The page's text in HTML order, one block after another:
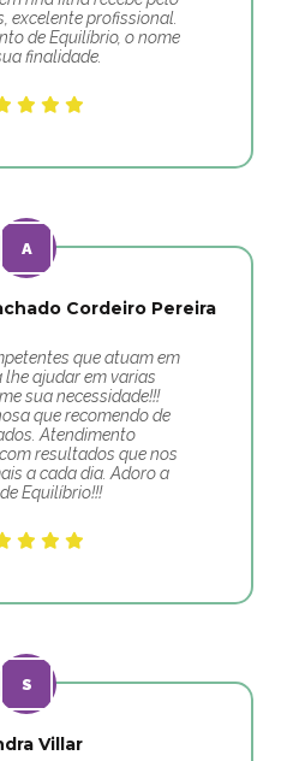
excelente profissional.
de Equilíbrio, o nome
finalidade.
Cordeiro Pereira
que atuam em
ajudar em varias
sua necessidade!!!
que recomendo de
Atendimento
resultados que nos
a cada dia. Adoro a
Equilíbrio!!!
Villar